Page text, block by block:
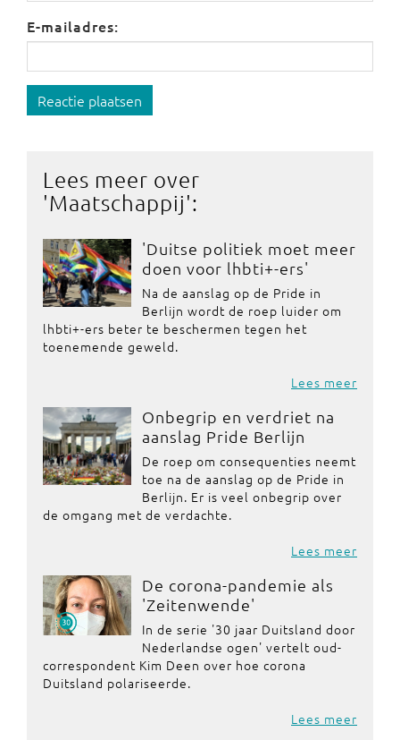
E-mailadres:
Reactie plaatsen
Lees meer over
'Maatschappij':
'Duitse politiek moet meer
doen voor lhbti+-ers'
Na de aanslag op de Pride in
Berlijn wordt de roep luider om
lhbti+-ers beter te beschermen tegen het
toenemende geweld.
Lees meer
Onbegrip en verdriet na
aanslag Pride Berlijn
De roep om consequenties neemt
toe na de aanslag op de Pride in
Berlijn. Er is veel onbegrip over
de omgang met de verdachte.
Lees meer
De corona-pandemie als
'Zeitenwende'
In de serie '30 jaar Duitsland door
Nederlandse ogen' vertelt oud-
correspondent Kim Deen over hoe corona
Duitsland polariseerde.
Lees meer